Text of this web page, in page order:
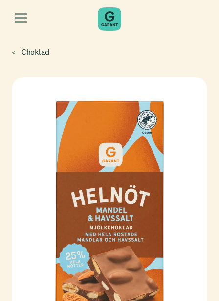
Choklad